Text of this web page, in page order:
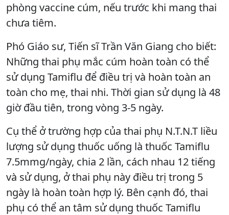
phòng vaccine cúm, nếu trước khi mang thai
chưa tiêm.
Phó Giáo sư, Tiến sĩ Trần Văn Giang cho biết:
Những thai phụ mắc cúm hoàn toàn có thể
sử dụng Tamiflu để điều trị và hoàn toàn an
toàn cho mẹ, thai nhi. Thời gian sử dụng là 48
giờ đầu tiên, trong vòng 3-5 ngày.
Cụ thể ở trường hợp của thai phụ N.T.N.T liều
lượng sử dụng thuốc uống là thuốc Tamiflu
7.5mmg/ngày, chia 2 lần, cách nhau 12 tiếng
và sử dụng, ở thai phụ này điều trị trong 5
ngày là hoàn toàn hợp lý. Bên cạnh đó, thai
phụ có thể an tâm sử dụng thuốc Tamiflu